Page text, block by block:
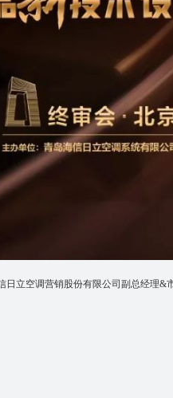
立空调营销股份有限公司副总经理&